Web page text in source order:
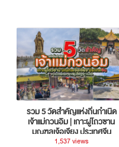
รวม 5 วัดสำคัญแห่งถิ่นกำเนิด
เจ้าแม่กวนอิม | เกาะผู่โถวซาน
มณฑลเจ้อเจียง ประเทศจีน
1,537 views